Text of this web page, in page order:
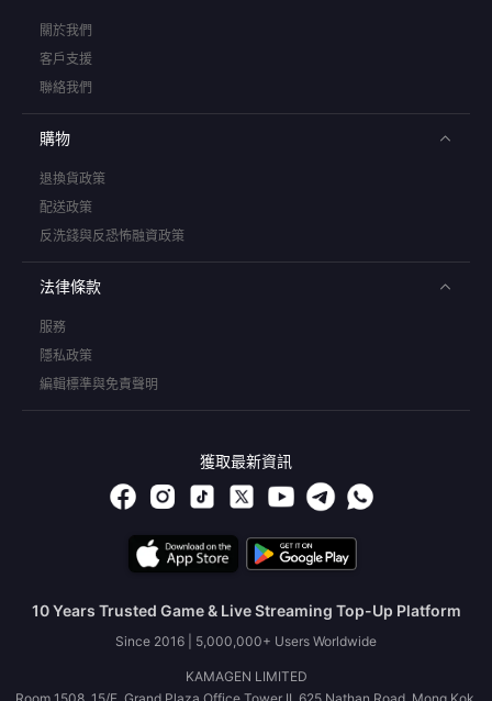
關於我們
客戶支援
聯絡我們
購物
退換貨政策
配送政策
反洗錢與反恐怖融資政策
法律條款
服務
隱私政策
編輯標準與免責聲明
獲取最新資訊
10 Years Trusted Game & Live Streaming Top-Up Platform
Since 2016 | 5,000,000+ Users Worldwide
KAMAGEN LIMITED